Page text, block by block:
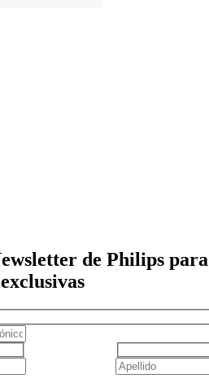
de Philips para